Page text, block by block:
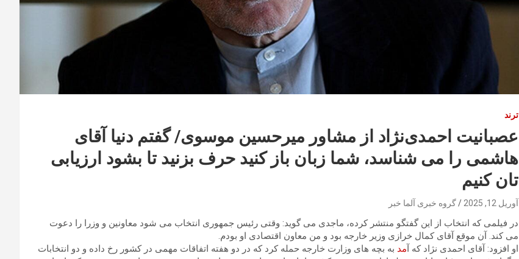
ترند
عصبانیت احمدی‌نژاد از مشاور میرحسین موسوی/ گفتم دنیا آقای
هاشمی را می شناسد، شما زبان باز کنید حرف بزنید تا بشود ارزیابی
تان کنیم
آوریل 12, 2025 گروه خبری آلما خبر
در فیلمی که انتخاب از این گفتگو منتشر کرده، ماجدی می گوید: وقتی رئیس جمهوری انتخاب می شود معاونین و وزرا را دعوت
می کند. آن موقع آقای کمال خرازی وزیر خارجه بود و من معاون اقتصادی او بودم.
او افزود: آقای احمدی نژاد که آمد به بچه های وزارت خارجه حمله کرد که در دو هفته اتفاقات مهمی در کشور رخ داده و دو انتخابات